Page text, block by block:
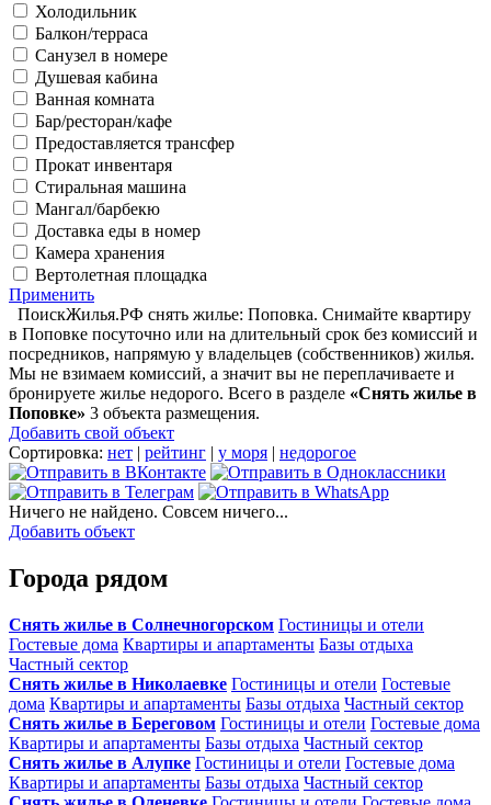
Холодильник
Балкон/терраса
Санузел в номере
Душевая кабина
Ванная комната
Бар/ресторан/кафе
Предоставляется трансфер
Прокат инвентаря
Стиральная машина
Мангал/барбекю
Доставка еды в номер
Камера хранения
Вертолетная площадка
Применить
ПоискЖилья.РФ снять жилье: Поповка. Снимайте квартиру
в Поповке посуточно или на длительный срок без комиссий и
посредников, напрямую у владельцев (собственников) жилья.
Мы не взимаем комиссий, а значит вы не переплачиваете и
бронируете жилье недорого. Всего в разделе «Снять жилье в
Поповке» 3 объекта размещения.
Добавить свой объект
Сортировка: нет | рейтинг | у моря | недорогое
Ничего не найдено. Совсем ничего...
Добавить объект
Города рядом
Снять жилье в Солнечногорском Гостиницы и отели
Гостевые дома Квартиры и апартаменты Базы отдыха
Частный сектор
Снять жилье в Николаевке Гостиницы и отели Гостевые
дома Квартиры и апартаменты Базы отдыха Частный сектор
Снять жилье в Береговом Гостиницы и отели Гостевые дома
Квартиры и апартаменты Базы отдыха Частный сектор
Снять жилье в Алупке Гостиницы и отели Гостевые дома
Квартиры и апартаменты Базы отдыха Частный сектор